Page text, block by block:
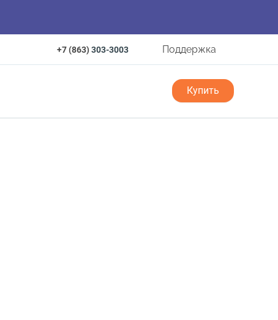
+7 (863)303-3003 Поддержка
Купить